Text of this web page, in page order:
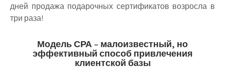
дней продажа подарочных сертификатов возросла в
три раза!
Модель СРА – малоизвестный, но
эффективный способ привлечения
клиентской базы